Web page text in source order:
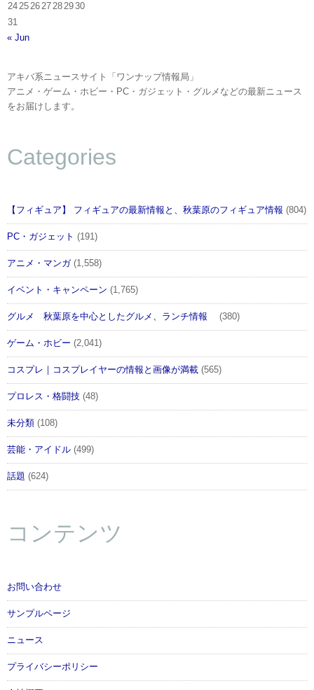
24 25 26 27 28 2930
31
« Jun
アキバ系ニュースサイト「ワンナップ情報局」
アニメ・ゲーム・ホビー・PC・ガジェット・グルメなどの最新ニュース
をお届けします。
Categories
【フィギュア】 フィギュアの最新情報と、秋葉原のフィギュア情報 (804)
PC・ガジェット (191)
アニメ・マンガ(1,558)
イベント・キャンペーン (1,765)
グルメ 秋葉原を中心としたグルメ、ランチ情報 (380)
ゲーム・ホビー (2,041)
コスプレ｜コスプレイヤーの情報と画像が満載 (565)
プロレス・格闘技 (48)
未分類 (108)
芸能・アイドル (499)
話題 (624)
コンテンツ
お問い合わせ
サンプルページ
ニュース
プライバシーポリシー